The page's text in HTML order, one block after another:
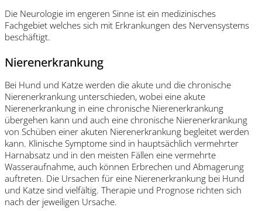
Die Neurologie im engeren Sinne ist ein medizinisches
Fachgebiet welches sich mit Erkrankungen des Nervensystems
beschäftigt.
Nierenerkrankung
Bei Hund und Katze werden die akute und die chronische
Nierenerkrankung unterschieden, wobei eine akute
Nierenerkrankung in eine chronische Nierenerkrankung
übergehen kann und auch eine chronische Nierenerkrankung
von Schüben einer akuten Nierenerkrankung begleitet werden
kann. Klinische Symptome sind in hauptsächlich vermehrter
Harnabsatz und in den meisten Fällen eine vermehrte
Wasseraufnahme, auch können Erbrechen und Abmagerung
auftreten. Die Ursachen für eine Nierenerkrankung bei Hund
und Katze sind vielfältig. Therapie und Prognose richten sich
nach der jeweiligen Ursache.